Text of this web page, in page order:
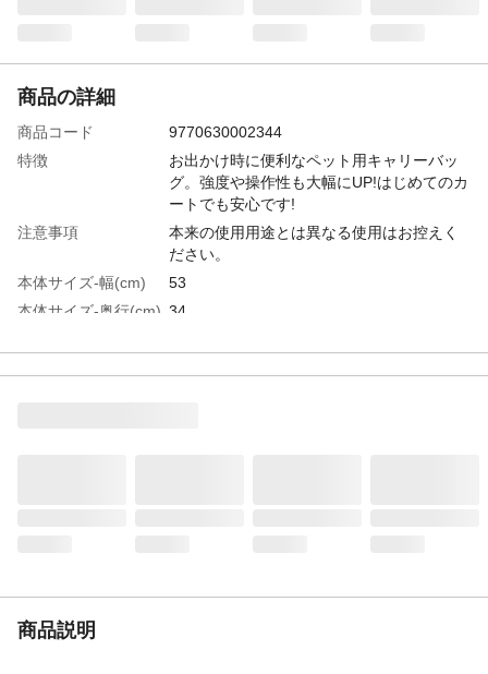
商品の詳細
商品コード
9770630002344
特徴
お出かけ時に便利なペット用キャリーバッ
グ。強度や操作性も大幅にUP!はじめてのカ
ートでも安心です!
注意事項
本来の使用用途とは異なる使用はお控えく
ださい。
本体サイズ-幅(cm)
53
本体サイズ-奥行(cm) 34
商品説明